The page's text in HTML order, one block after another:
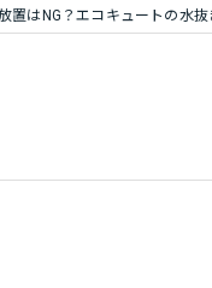
置はNG？エコキュートの水